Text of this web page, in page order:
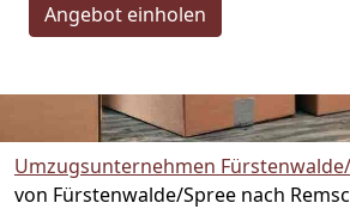
Angebot einholen
Umzugsunternehmen
von Fürstenwalde/Spree nach